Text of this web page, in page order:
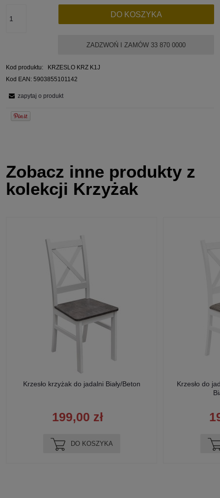
DO KOSZYKA
ZADZWOŃ I ZAMÓW 33 870 0000
Kod produktu:
KRZESLO KRZ K1J
Kod EAN: 5903855101142
zapytaj o produkt
Zobacz inne produkty z
kolekcji Krzyżak
Krzesło krzyżak do jadalni Biały/Beton
199,00 zł
DO KOSZYKA
Krzesło do